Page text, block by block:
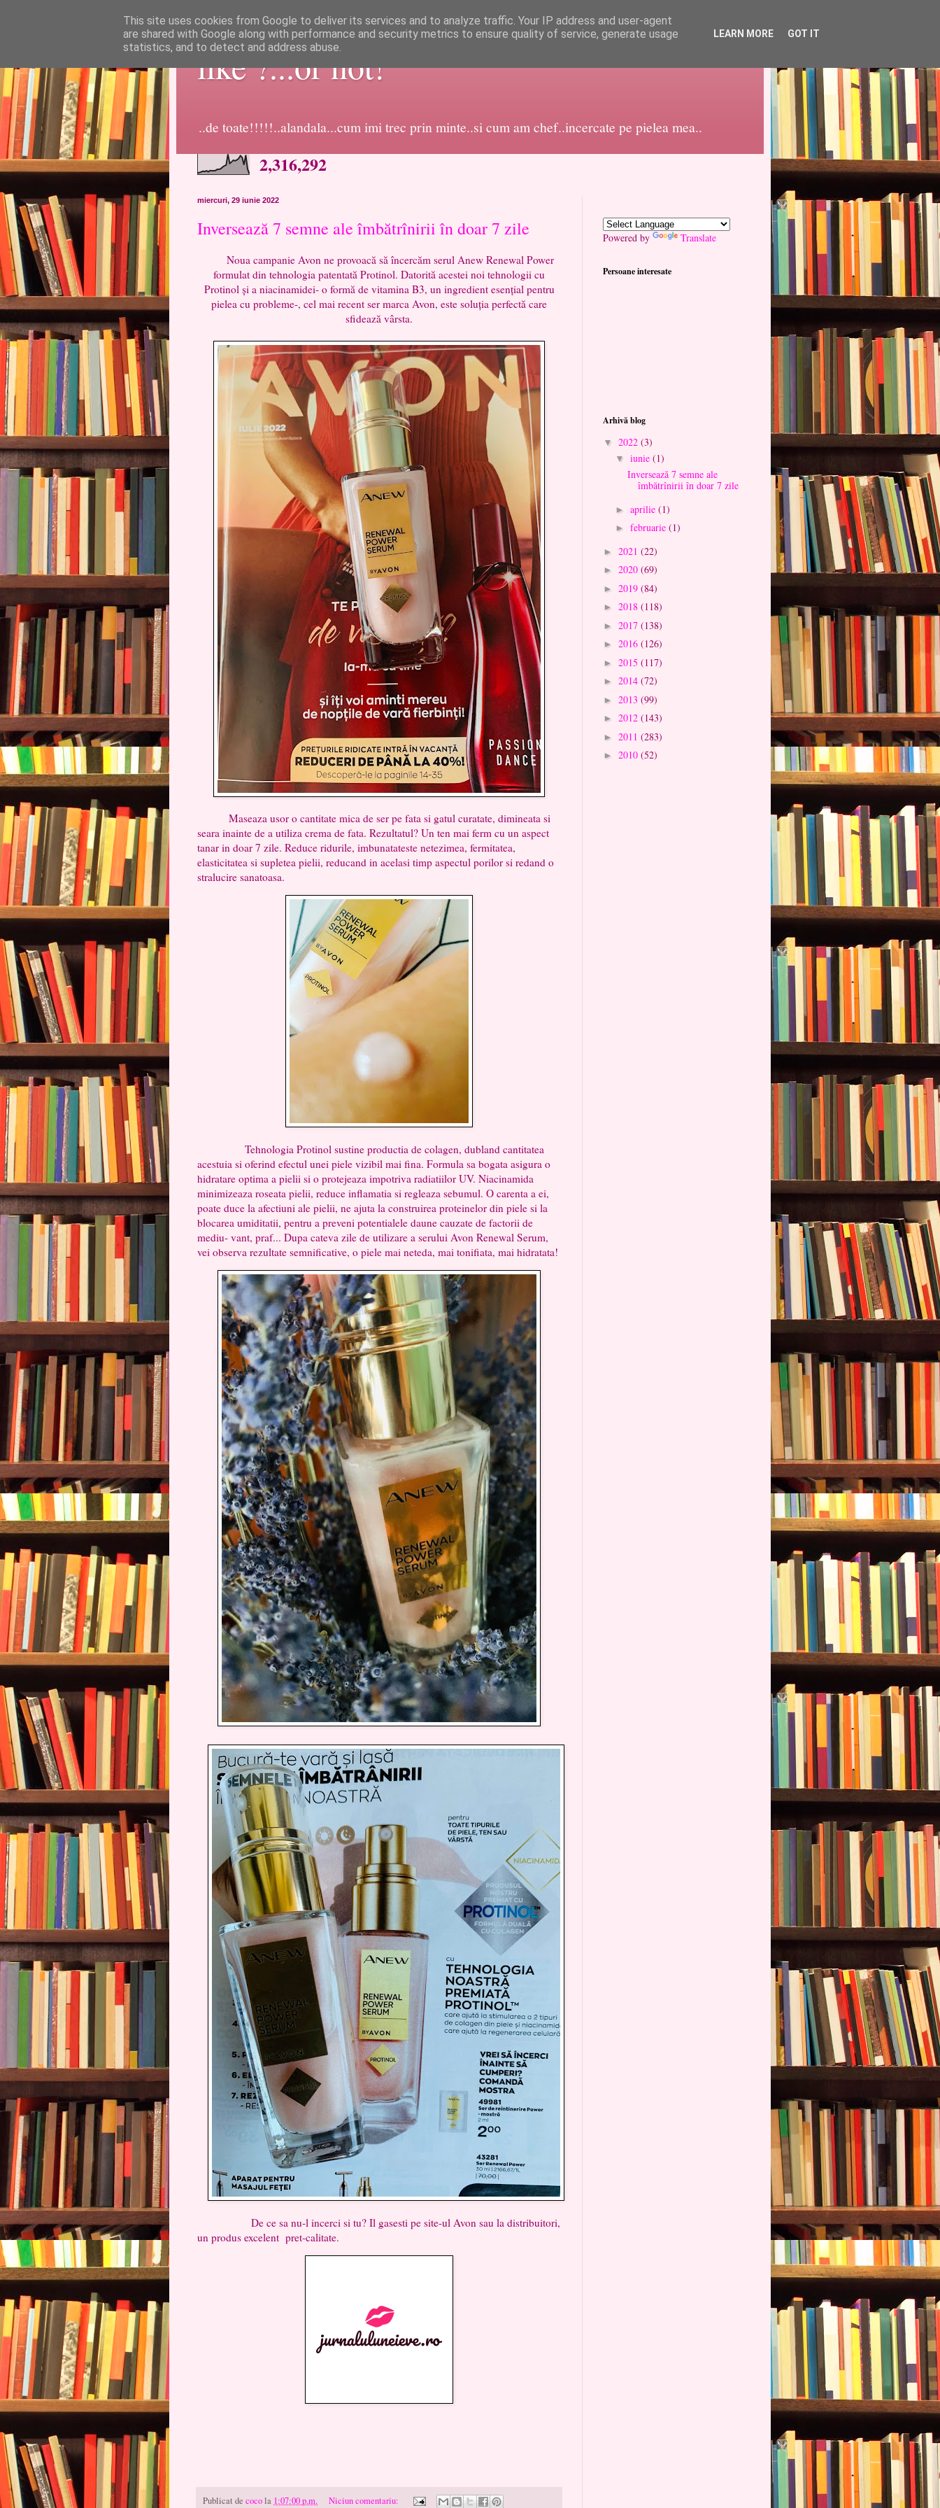
like ?...or not!
..de toate!!!!!..alandala...cum imi trec prin minte..si cum am chef..incercate pe pielea mea..
2,316,292
miercuri, 29 iunie 2022
Inversează 7 semne ale îmbătrînirii în doar 7 zile
Noua campanie Avon ne provoacă să încercăm serul Anew Renewal Power
formulat din tehnologia patentată Protinol. Datorită acestei noi tehnologii cu
Protinol și a niacinamidei- o formă de vitamina B3, un ingredient esențial pentru
pielea cu probleme-, cel mai recent ser marca Avon, este soluția perfectă care
sfidează vârsta.
Maseaza usor o cantitate mica de ser pe fata si gatul curatate, dimineata si
seara inainte de a utiliza crema de fata. Rezultatul? Un ten mai ferm cu un aspect
tanar in doar 7 zile. Reduce ridurile, imbunatateste netezimea, fermitatea,
elasticitatea si supletea pielii, reducand in acelasi timp aspectul porilor si redand o
stralucire sanatoasa.
Tehnologia Protinol sustine productia de colagen, dubland cantitatea
acestuia si oferind efectul unei piele vizibil mai fina. Formula sa bogata asigura o
hidratare optima a pielii si o protejeaza impotriva radiatiilor UV. Niacinamida
minimizeaza roseata pielii, reduce inflamatia si regleaza sebumul. O carenta a ei,
poate duce la afectiuni ale pielii, ne ajuta la construirea proteinelor din piele si la
blocarea umiditatii, pentru a preveni potentialele daune cauzate de factorii de
mediu- vant, praf... Dupa cateva zile de utilizare a serului Avon Renewal Serum,
vei observa rezultate semnificative, o piele mai neteda, mai tonifiata, mai hidratata!
De ce sa nu-l incerci si tu? Il gasesti pe site-ul Avon sau la distribuitori,
un produs excelent pret-calitate.
Publicat de cocola 1:07:00 p.m. Niciun comentariu:
Powered by Translate
Persoane interesate
Arhivă blog
▼ 2022 (3)
▼ iunie (1)
Inversează 7 semne ale
îmbătrînirii în doar 7 zile
► aprilie (1)
► februarie (1)
► 2021 (22)
► 2020 (69)
► 2019 (84)
► 2018 (118)
► 2017 (138)
► 2016 (126)
► 2015 (117)
► 2014 (72)
► 2013 (99)
► 2012 (143)
► 2011 (283)
► 2010 (52)
This site uses cookies from Google to deliver its services and to analyze traffic. Your IP address and user-agent
are shared with Google along with performance and security metrics to ensure quality of service, generate usage
statistics, and to detect and address abuse.
LEARN MORE GOT IT